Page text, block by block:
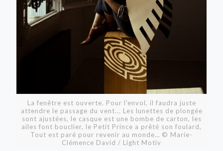
La fenêtre est ouverte. Pour l'envol, il faudra juste
attendre le passage du vent... Les lunettes de plongée
sont ajustées, le casque est une bombe de carton, les
ailes font bouclier, le Petit Prince a prêté son foulard,
Tout est paré pour revenir au monde… © Marie-
Clémence David / Light Motiv